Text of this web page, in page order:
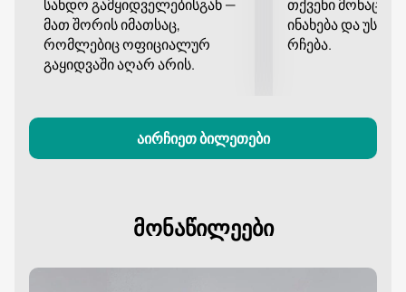
სანდო გამყიდველებისგან —
მათ შორის იმათსაც,
რომლებიც ოფიციალურ
გაყიდვაში აღარ არის.
თქვენი
ინახება და
რჩება.
აირჩიეთ ბილეთები
მონაწილეები